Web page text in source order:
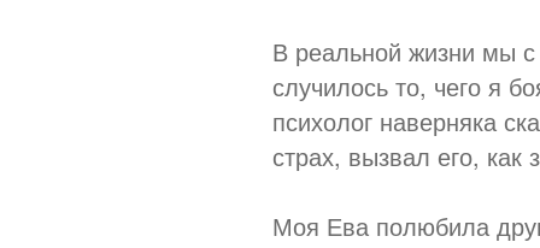
В реальной жизни мы с
случилось то, чего я
психолог наверняка
страх, вызвал его, как
Моя Ева полюбила